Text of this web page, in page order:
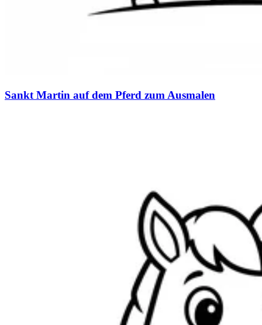
Sankt Martin auf dem Pferd zum Ausmalen